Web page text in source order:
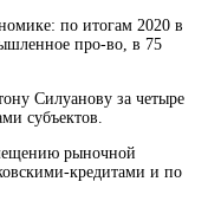
по итогам 2020 в
про-во, в 75
Силуанову за четыре
субъектов.
рыночной
кредитами и по